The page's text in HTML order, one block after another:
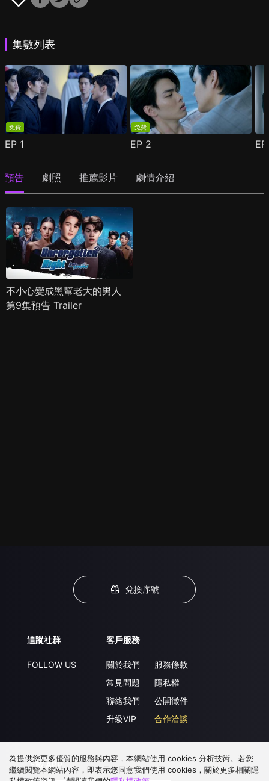
集數列表
免費
EP 1
免費
EP 2
預告 劇照 推薦影片 劇情介紹
不小心變成黑幫老大的男人
第9集預告 Trailer
兌換序號
追蹤社群
FOLLOW US
客戶服務
關於我們
常見問題
聯絡我們
升級VIP
服務條款
隱私權
公開徵件
合作洽談
下載 APP
為提供您更多優質的服務與內容，本網站使用 cookies 分析技術。若您
繼續閱覽本網站內容，即表示您同意我們使用 cookies，關於更多相關隱